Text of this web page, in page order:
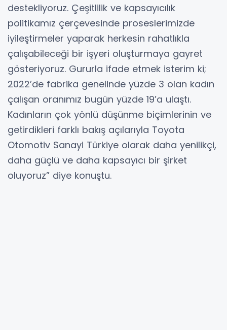
destekliyoruz. Çeşitlilik ve kapsayıcılık
politikamız çerçevesinde proseslerimizde
iyileştirmeler yaparak herkesin rahatlıkla
çalışabileceği bir işyeri oluşturmaya gayret
gösteriyoruz. Gururla ifade etmek isterim ki;
2022’de fabrika genelinde yüzde 3 olan kadın
çalışan oranımız bugün yüzde 19’a ulaştı.
Kadınların çok yönlü düşünme biçimlerinin ve
getirdikleri farklı bakış açılarıyla Toyota
Otomotiv Sanayi Türkiye olarak daha yenilikçi,
daha güçlü ve daha kapsayıcı bir şirket
oluyoruz” diye konuştu.